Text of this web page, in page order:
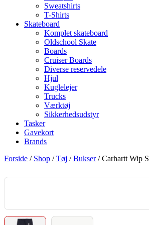
Sweatshirts
T-Shirts
Skateboard
Komplet skateboard
Oldschool Skate
Boards
Cruiser Boards
Diverse reservedele
Hjul
Kuglelejer
Trucks
Værktøj
Sikkerhedsudstyr
Tasker
Gavekort
Brands
Forside / Shop /Tøj /Bukser/ Carhartt Wip